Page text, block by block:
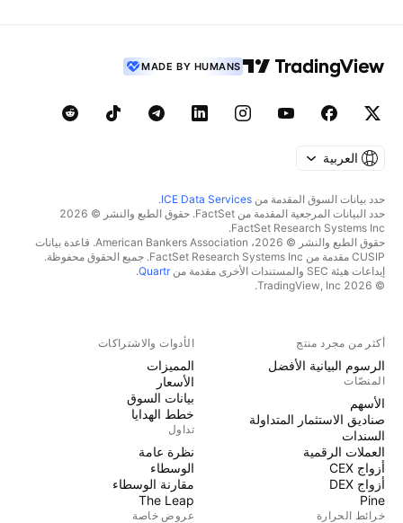
MADE BY HUMANS
العربية
حدد بيانات السوق المقدمة من ICE Data Services
.
حدد البيانات المرجعية المقدمة من FactSet. حقوق الطبع والنشر © 2026
FactSet Research Systems Inc.
حقوق الطبع والنشر © 2026، American Bankers Association. قاعدة بيانات
CUSIP مقدمة من FactSet Research Systems Inc. جميع الحقوق محفوظة.
إيداعات هيئة SEC والمستندات الأخرى مقدمة من
Quartr
.
© 2026 TradingView, Inc.
أكثر من مجرد منتج
الرسوم البيانية الأفضل
المنصّات
الأسهم
صناديق الاستثمار المتداولة
السندات
العملات الرقمية
أزواج CEX
أزواج DEX
Pine
خرائط الحرارة
الأدوات والاشتراكات
المميزات
الأسعار
بيانات السوق
خطط الهدايا
تداول
نظرة عامة
الوسطاء
مقارنة الوسطاء
The Leap
عروض خاصة